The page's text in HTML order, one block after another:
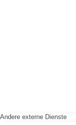
Andere externe Dienste